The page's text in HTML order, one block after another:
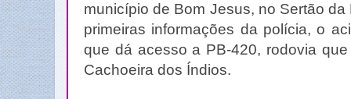
município de Bom Jesus, no Sertão
primeiras informações da polícia, o
que dá acesso a PB-420, rodovia
Cachoeira dos Índios.